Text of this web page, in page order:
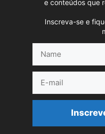
e conteúdos que
Inscreva-se e
mail